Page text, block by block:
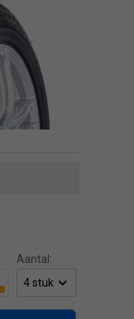
Aantal: